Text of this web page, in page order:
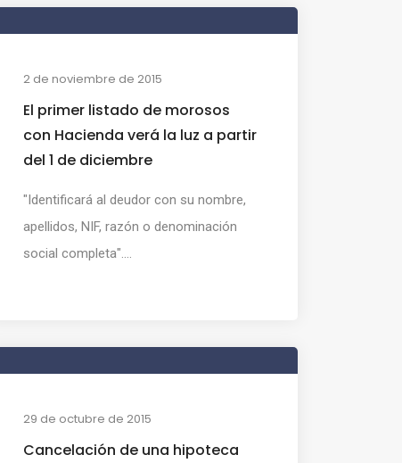
2 de noviembre de 2015
El primer listado de morosos
con Hacienda verá la luz a partir
del 1 de diciembre
"Identificará al deudor con su nombre,
apellidos, NIF, razón o denominación
social completa"....
29 de octubre de 2015
Cancelación de una hipoteca